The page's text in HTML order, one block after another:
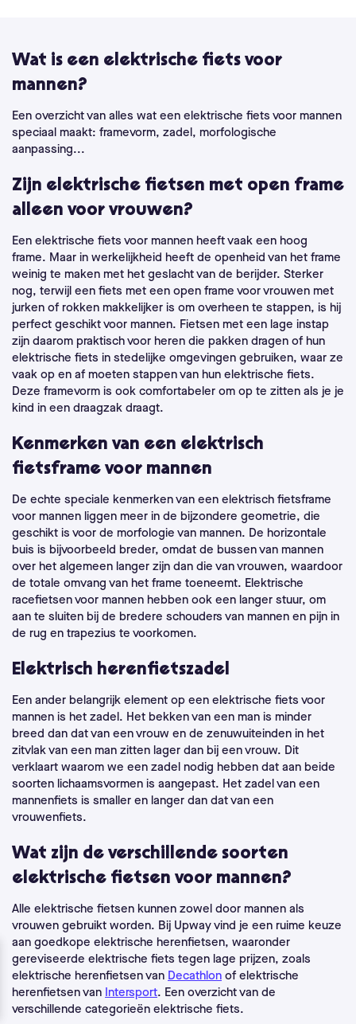
Wat is een elektrische fiets voor
mannen?
Een overzicht van alles wat een elektrische fiets voor mannen
speciaal maakt: framevorm, zadel, morfologische
aanpassing...
Zijn elektrische fietsen met open frame
alleen voor vrouwen?
Een elektrische fiets voor mannen heeft vaak een hoog
frame. Maar in werkelijkheid heeft de openheid van het frame
weinig te maken met het geslacht van de berijder. Sterker
nog, terwijl een fiets met een open frame voor vrouwen met
jurken of rokken makkelijker is om overheen te stappen, is hij
perfect geschikt voor mannen. Fietsen met een lage instap
zijn daarom praktisch voor heren die pakken dragen of hun
elektrische fiets in stedelijke omgevingen gebruiken, waar ze
vaak op en af moeten stappen van hun elektrische fiets.
Deze framevorm is ook comfortabeler om op te zitten als je je
kind in een draagzak draagt.
Kenmerken van een elektrisch
fietsframe voor mannen
De echte speciale kenmerken van een elektrisch fietsframe
voor mannen liggen meer in de bijzondere geometrie, die
geschikt is voor de morfologie van mannen. De horizontale
buis is bijvoorbeeld breder, omdat de bussen van mannen
over het algemeen langer zijn dan die van vrouwen, waardoor
de totale omvang van het frame toeneemt. Elektrische
racefietsen voor mannen hebben ook een langer stuur, om
aan te sluiten bij de bredere schouders van mannen en pijn in
de rug en trapezius te voorkomen.
Elektrisch herenfietszadel
Een ander belangrijk element op een elektrische fiets voor
mannen is het zadel. Het bekken van een man is minder
breed dan dat van een vrouw en de zenuwuiteinden in het
zitvlak van een man zitten lager dan bij een vrouw. Dit
verklaart waarom we een zadel nodig hebben dat aan beide
soorten lichaamsvormen is aangepast. Het zadel van een
mannenfiets is smaller en langer dan dat van een
vrouwenfiets.
Wat zijn de verschillende soorten
elektrische fietsen voor mannen?
Alle elektrische fietsen kunnen zowel door mannen als
vrouwen gebruikt worden. Bij Upway vind je een ruime keuze
aan goedkope elektrische herenfietsen, waaronder
gereviseerde elektrische fiets tegen lage prijzen, zoals
elektrische herenfietsen van Decathlon of elektrische
herenfietsen van Intersport. Een overzicht van de
verschillende categorieën elektrische fiets.